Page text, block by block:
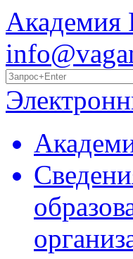
Академия